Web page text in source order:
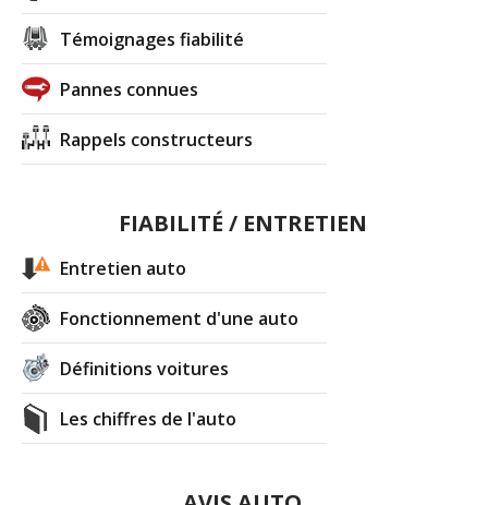
Témoignages fiabilité
Pannes connues
Rappels constructeurs
FIABILITÉ / ENTRETIEN
Entretien auto
Fonctionnement d'une auto
Définitions voitures
Les chiffres de l'auto